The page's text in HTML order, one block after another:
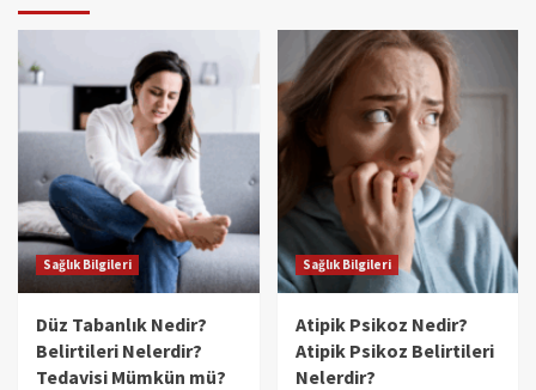
Sağlık Bilgileri
Düz Tabanlık Nedir?
Belirtileri Nelerdir?
Tedavisi Mümkün mü?
Sağlık Bilgileri
Atipik Psikoz Nedir?
Atipik Psikoz Belirtileri
Nelerdir?